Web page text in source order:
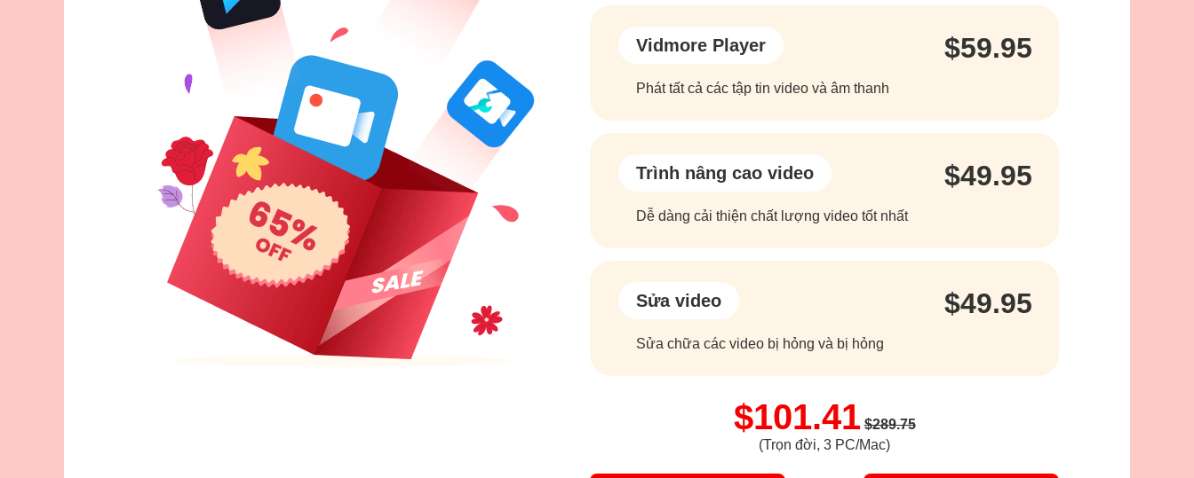
Vidmore Player $59.95
Phát tất cả các tập tin video và âm thanh
Trình nâng cao video $49.95
Dễ dàng cải thiện chất lượng video tốt nhất
Sửa video $49.95
Sửa chữa các video bị hỏng và bị hỏng
$101.41 $289.75
(Trọn đời, 3 PC/Mac)